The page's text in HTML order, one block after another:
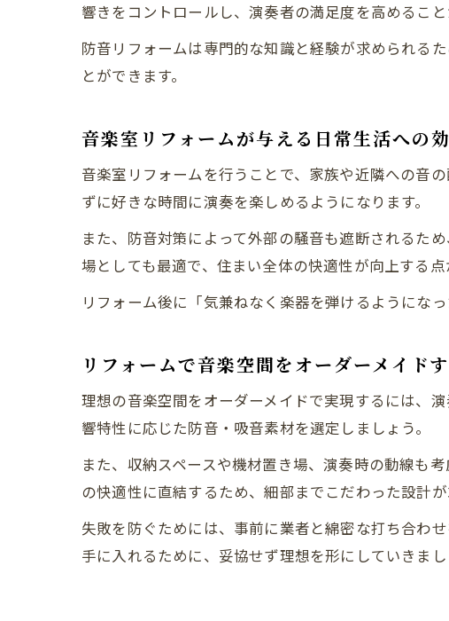
楽
響きをコントロールし、演奏者の満足度を高めること
防音リフォームは専門的な知識と経験が求められる
とができます。
音楽室リフォームが与える日常生活への
音楽室リフォームを行うことで、家族や近隣への音
ずに好きな時間に演奏を楽しめるようになります。
また、防音対策によって外部の騒音も遮断されるた
場としても最適で、住まい全体の快適性が向上する点
リフォーム後に「気兼ねなく楽器を弾けるようにな
リフォームで音楽空間をオーダーメイド
理想の音楽空間をオーダーメイドで実現するには、
響特性に応じた防音・吸音素材を選定しましょう。
また、収納スペースや機材置き場、演奏時の動線も
の快適性に直結するため、細部までこだわった設計が
失敗を防ぐためには、事前に業者と綿密な打ち合わ
手に入れるために、妥協せず理想を形にしていきまし